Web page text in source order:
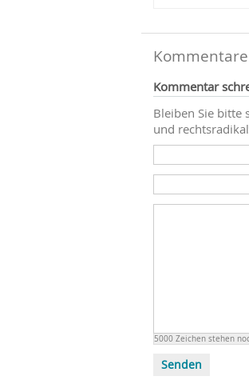
Kommentare
Kommentar
Bleiben Sie bitte
und
5000 Zeichen stehen
Senden